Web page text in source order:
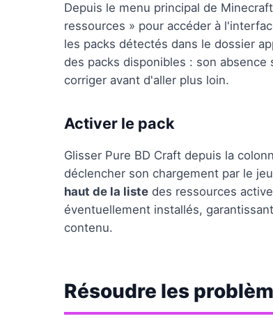
Depuis le menu principal de
ressources » pour accéder à
les packs détectés dans le dossier
des packs disponibles : son
corriger avant d'aller plus loin.
Activer le pack
Glisser Pure BD Craft depuis la
déclencher son chargement par le
haut de la liste des ressources
éventuellement installés,
contenu.
Résoudre les